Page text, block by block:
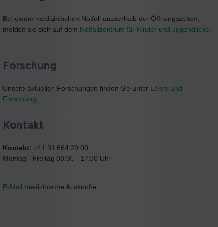
Bei einem medizinischen Notfall ausserhalb der Öffnungszeiten,
melden sie sich auf dem Notfallzentrum für Kinder und Jugendliche
Forschung
Unsere aktuellen Forschungen finden Sie unter Lehre und
Forschung
Kontakt
Kontakt: +41 31 664 29 00
Montag - Freitag 08:00 - 17:00 Uhr
E-Mail medizinische Auskünfte